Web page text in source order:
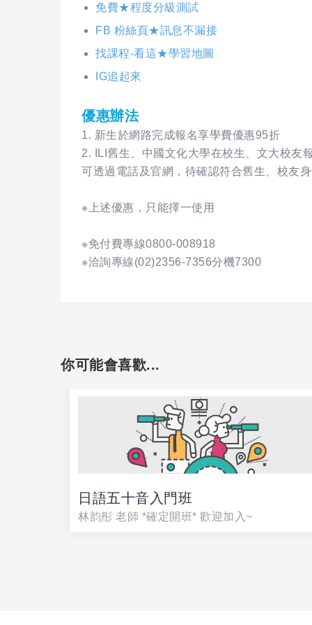
免費★程度分級測試
FB 粉絲頁★訊息不漏接
找課程-看這★學習地圖
IG追起來
優惠辦法
1. 新生於網路完成報名享學費優惠95折
2. ILI舊生、中國文化大學在校生、文大校友
可透過電話及官網，待確認符合舊生、校友
※上述優惠，只能擇一使用
※免付費專線0800-008918
※洽詢專線(02)2356-7356分機7300
你可能會喜歡...
日語五十音入門班
林韵彤 老師 *確定開班* 歡迎加入~